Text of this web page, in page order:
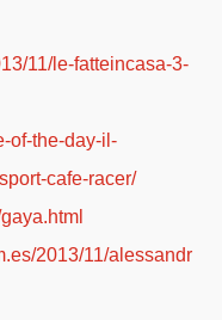
11/le-fatteincasa-3-
of-the-day-il-
cafe-racer/
2013/11/alessandr